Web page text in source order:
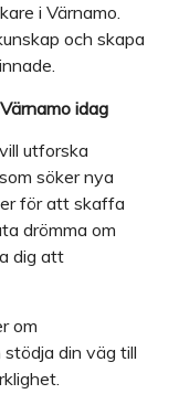
i Värnamo.
och skapa
idag
utforska
söker nya
för att skaffa
drömma om
dig att
om
din väg till